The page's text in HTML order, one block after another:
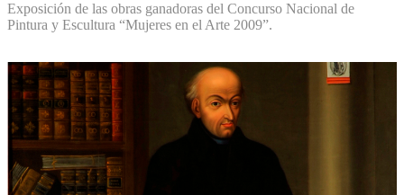
Exposición de las obras ganadoras del Concurso Nacional de
Pintura y Escultura “Mujeres en el Arte 2009”.